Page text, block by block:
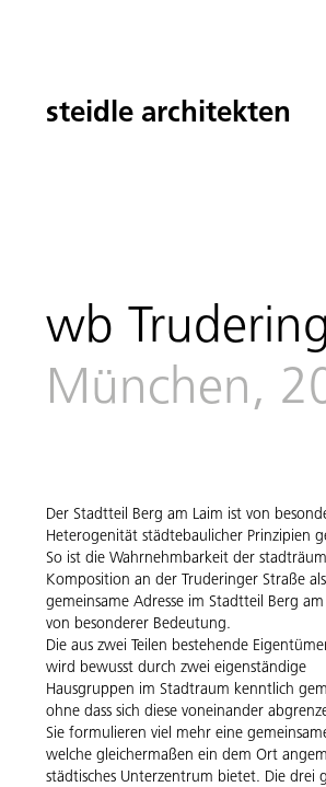
steidle architekten
wb
München,
Der Stadtteil Berg am Laim ist von
Heterogenität städtebaulicher Prinzipien
So ist die Wahrnehmbarkeit der
Komposition an der Truderinger Straße als
gemeinsame Adresse im Stadtteil Berg am
von besonderer Bedeutung.
Die aus zwei Teilen bestehende
wird bewusst durch zwei eigenständige
Hausgruppen im Stadtraum kenntlich
ohne dass sich diese voneinander
Sie formulieren viel mehr eine
welche gleichermaßen ein dem Ort
städtisches Unterzentrum bietet. Die drei